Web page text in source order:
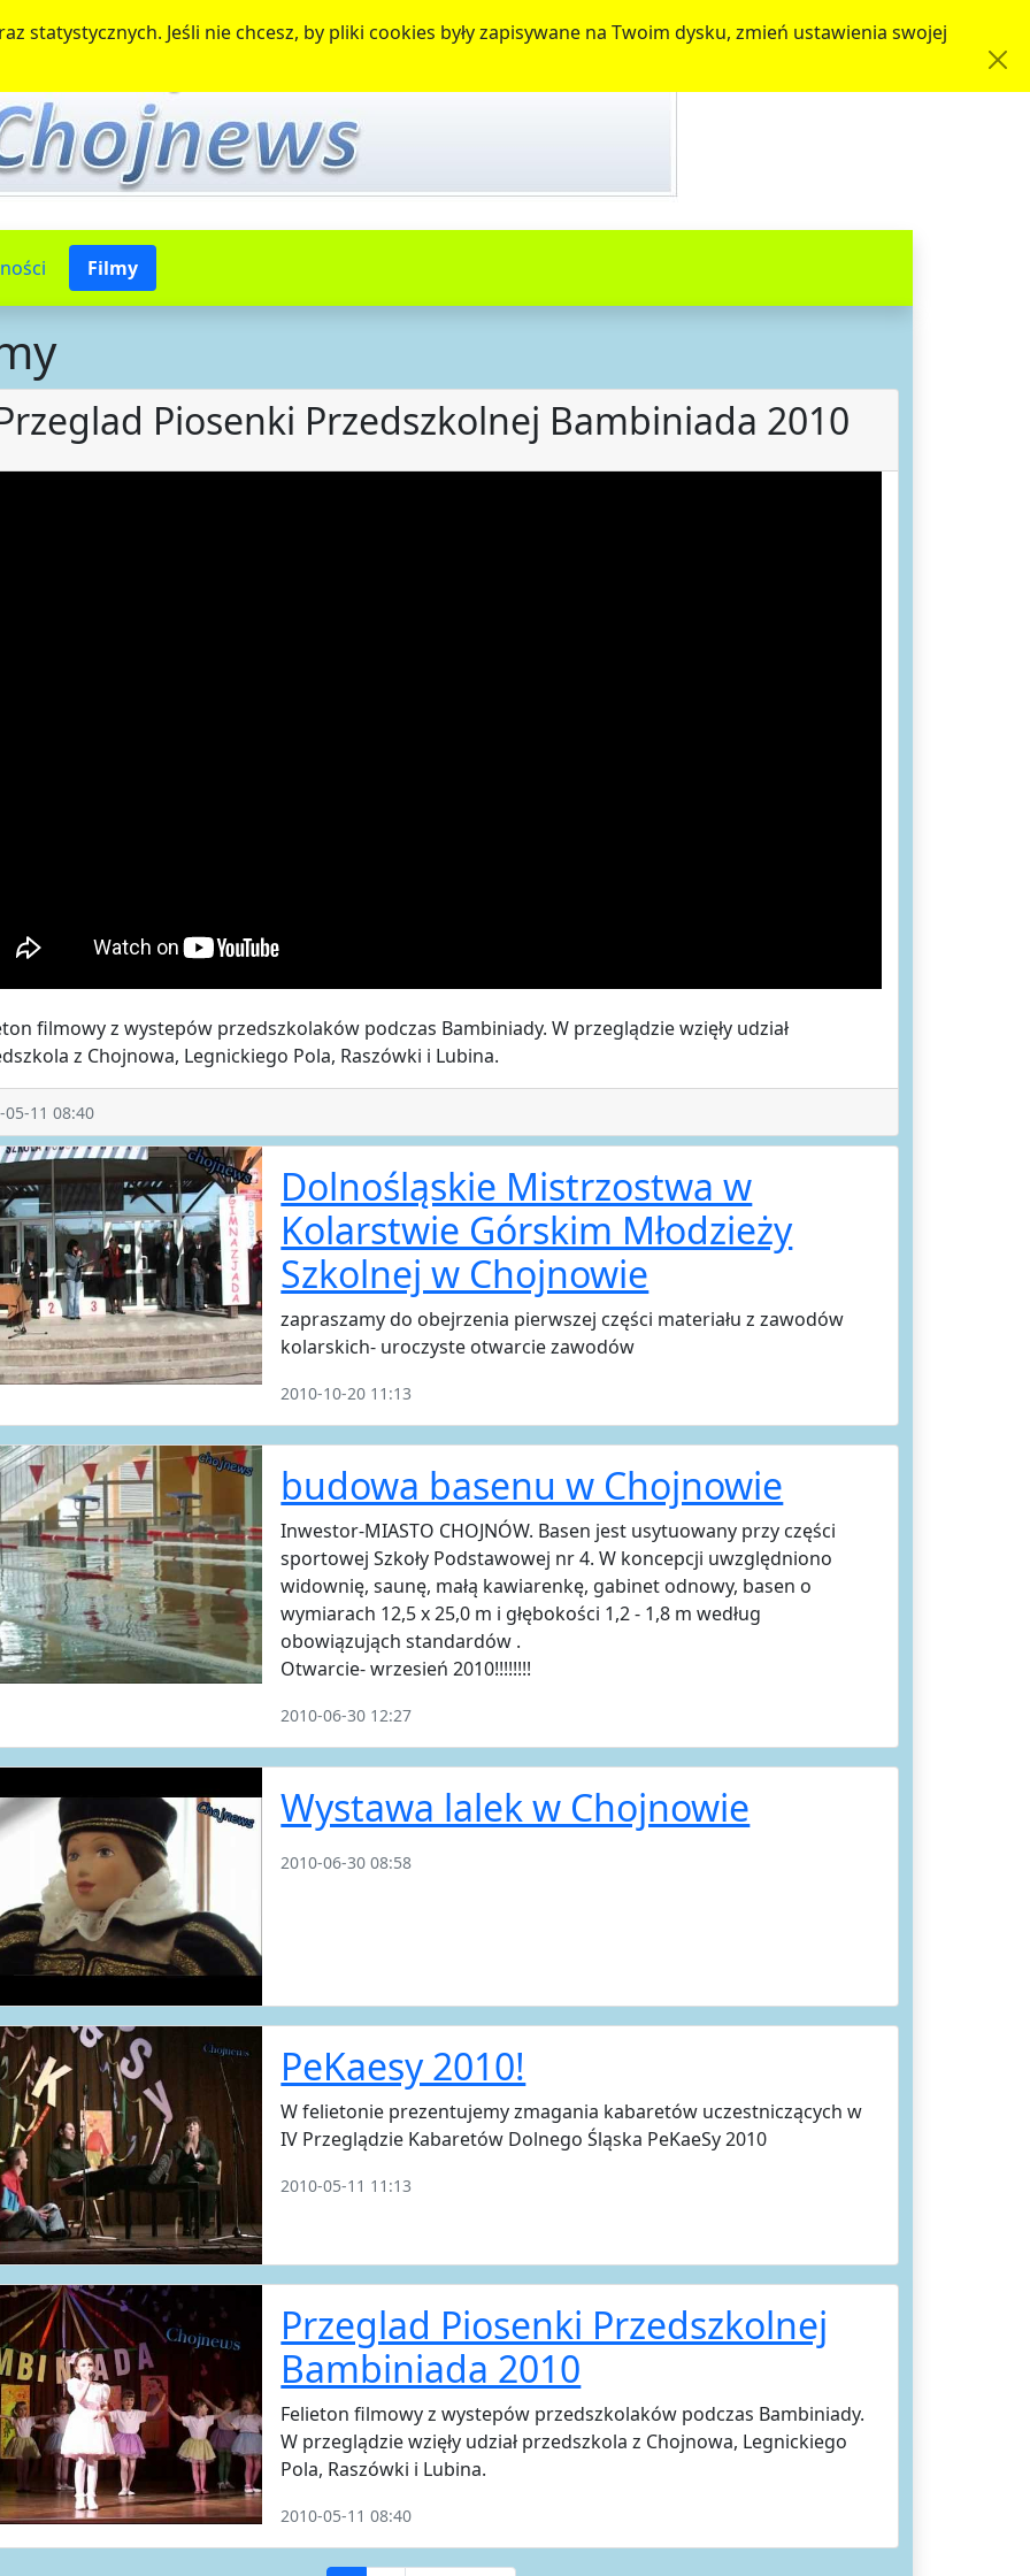
statystycznych. Jeśli nie chcesz, by pliki cookies były zapisywane na Twoim dysku, zmień ustawienia swojej
Filmy
Piosenki Przedszkolnej Bambiniada 2010
filmowy z wystepów przedszkolaków podczas Bambiniady. W przeglądzie wzięły udział
z Chojnowa, Legnickiego Pola, Raszówki i Lubina.
05-11 08:40
Dolnośląskie Mistrzostwa w
Kolarstwie Górskim Młodzieży
Szkolnej w Chojnowie
zapraszamy do obejrzenia pierwszej części materiału z zawodów
kolarskich- uroczyste otwarcie zawodów
2010-10-20 11:13
budowa basenu w Chojnowie
Inwestor-MIASTO CHOJNÓW. Basen jest usytuowany przy części
sportowej Szkoły Podstawowej nr 4. W koncepcji uwzględniono
widownię, saunę, małą kawiarenkę, gabinet odnowy, basen o
wymiarach 12,5 x 25,0 m i głębokości 1,2 - 1,8 m według
obowiązująch standardów .
Otwarcie- wrzesień 2010!!!!!!!!
2010-06-30 12:27
Wystawa lalek w Chojnowie
2010-06-30 08:58
PeKaesy 2010!
W felietonie prezentujemy zmagania kabaretów uczestniczących w
IV Przeglądzie Kabaretów Dolnego Śląska PeKaeSy 2010
2010-05-11 11:13
Przeglad Piosenki Przedszkolnej
Bambiniada 2010
Felieton filmowy z wystepów przedszkolaków podczas Bambiniady.
W przeglądzie wzięły udział przedszkola z Chojnowa, Legnickiego
Pola, Raszówki i Lubina.
2010-05-11 08:40